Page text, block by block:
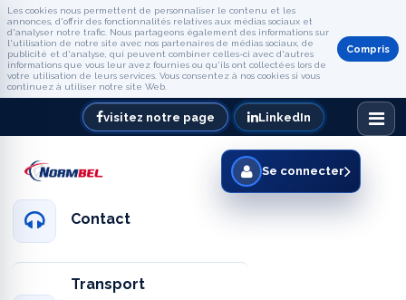
Les cookies nous permettent de personnaliser le contenu et les
annonces, d'offrir des fonctionnalités relatives aux médias sociaux et
d'analyser notre trafic. Nous partageons également des informations sur
l'utilisation de notre site avec nos partenaires de médias sociaux, de
publicité et d'analyse, qui peuvent combiner celles-ci avec d'autres
informations que vous leur avez fournies ou qu'ils ont collectées lors de
votre utilisation de leurs services. Vous consentez à nos cookies si vous
continuez à utiliser notre site Web.
Compris
visitez notre page LinkedIn
Contact
Transport
Se connecter